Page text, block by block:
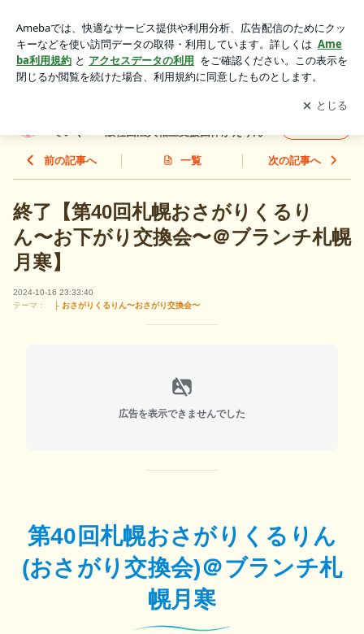
ランチ札幌月寒】 | 札幌発☆子育てが喜楽になるための活動を
していく 一般社団法人相互支援団体かえりん
アプリをダウンロードして ブログの更新通知
を受け取りまし
ょう。
開く
ていく 一般社団法人相互支援団体かえりん
前の記事へ 一覧 次の記事へ
終了【第40回札幌おさがりくるり
ん〜お下がり交換会〜＠ブランチ札幌
月寒】
2024-10-16 23:33:40
テーマ：
├ おさがりくるりん〜おさがり交換会〜
広告を表示できませんでした
第40回札幌おさがりくるりん
(おさがり交換会)＠ブランチ札
幌月寒